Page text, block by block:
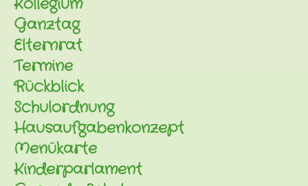
Ganztag
Elternrat
Termine
Rückblick
Schulordnung
Hausaufgabenkonzept
Menükarte
Kinderparlament